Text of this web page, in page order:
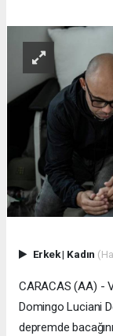
Erkek| Kadın
CARACAS (AA) -
Domingo Luciani
depremde